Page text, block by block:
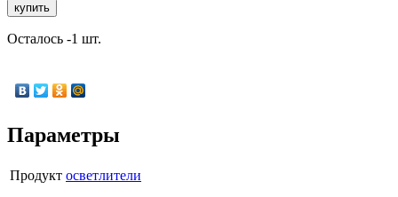
купить
Осталось -1 шт.
Параметры
Продукт осветлители